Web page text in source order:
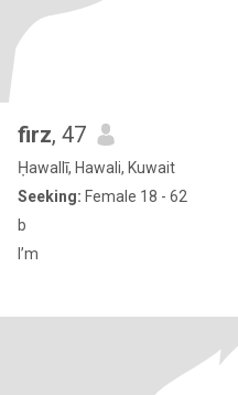
firz, 47
Ḥawallī, Hawali, Kuwait
Seeking: Female 18 - 62
b
I’m